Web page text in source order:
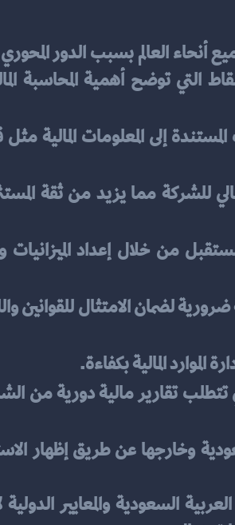
المالية بكفاءة.